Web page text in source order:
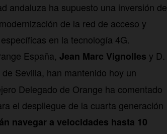
andaluza ha supuesto una inversión de
de la red de acceso y
en la tecnología 4G.
España, Jean Marc Vignolles y D.
de Sevilla, han mantenido hoy un
Delegado de Orange ha comentado
el despliegue de la cuarta generación
navegar a velocidades hasta 10